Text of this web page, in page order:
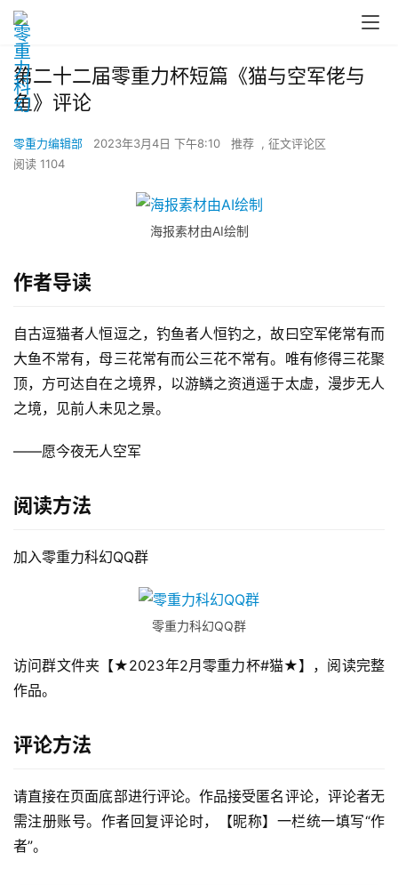
零
重
第二十二届零重力杯短篇《猫与空军佬与
鱼》评论
零重力编辑部 2023年3月4日 下午8:10 推荐 , 征文评论区
阅读 1104
海报素材由AI绘制
作者导读
自古逗猫者人恒逗之，钓鱼者人恒钓之，故曰空军佬常有而
大鱼不常有，母三花常有而公三花不常有。唯有修得三花聚
顶，方可达自在之境界，以游鳞之资逍遥于太虚，漫步无人
之境，见前人未见之景。
——愿今夜无人空军
阅读方法
加入零重力科幻QQ群
零重力科幻QQ群
访问群文件夹【★2023年2月零重力杯#猫★】，阅读完整
作品。
评论方法
请直接在页面底部进行评论。作品接受匿名评论，评论者无
需注册账号。作者回复评论时，【昵称】一栏统一填写“作
者”。